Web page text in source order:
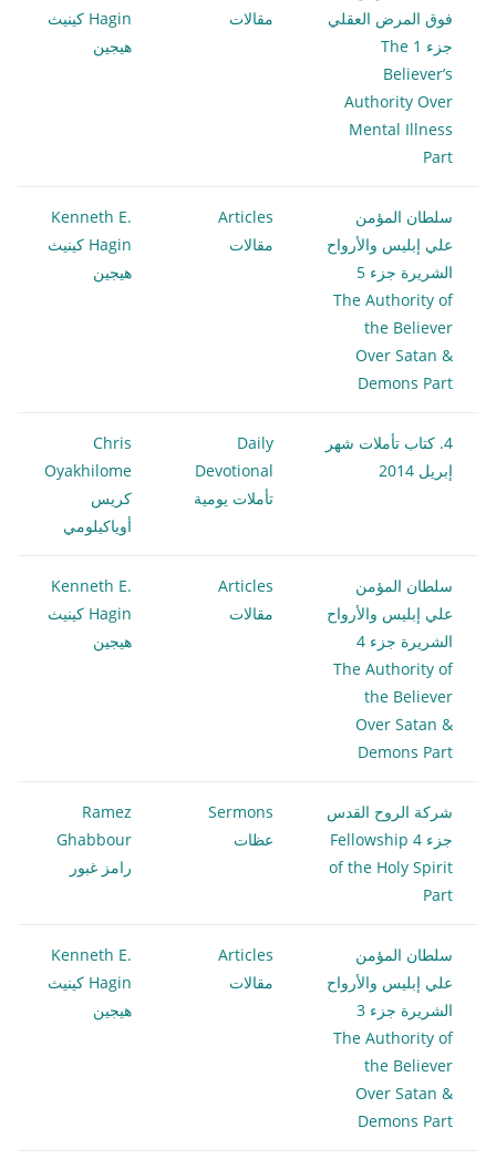
فوق المرض العقلي
جزء 1 The
Believer’s
Authority Over
Mental Illness
Part
مقالات
Hagin كينيث
هيجين
سلطان المؤمن
علي إبليس والأرواح
الشريرة جزء 5
The Authority of
the Believer
Over Satan &
Demons Part
Articles
مقالات
Kenneth E.
Hagin كينيث
هيجين
4. كتاب تأملات شهر
إبريل 2014
Daily
Devotional
تأملات يومية
Chris
Oyakhilome
كريس
أوياكيلومي
سلطان المؤمن
علي إبليس والأرواح
الشريرة جزء 4
The Authority of
the Believer
Over Satan &
Demons Part
Articles
مقالات
Kenneth E.
Hagin كينيث
هيجين
شركة الروح القدس
جزء 4 Fellowship
of the Holy Spirit
Part
Sermons
عظات
Ramez
Ghabbour
رامز غبور
سلطان المؤمن
علي إبليس والأرواح
الشريرة جزء 3
The Authority of
the Believer
Over Satan &
Demons Part
Articles
مقالات
Kenneth E.
Hagin كينيث
هيجين